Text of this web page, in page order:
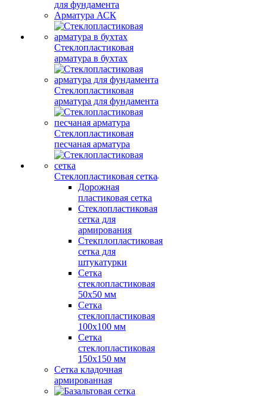
для фундамента
Арматура АСК
Стеклопластиковая
арматура в бухтах
Стеклопластиковая
арматура для фундамента
Стеклопластиковая
песчаная арматура
Стеклопластиковая сетка
Дорожная
пластиковая сетка
Стеклопластиковая
сетка для
армирования
Стекплопластиковая
сетка для
штукатурки
Сетка
стеклопластиковая
50x50 мм
Сетка
стеклопластиковая
100x100 мм
Сетка
стеклопластиковая
150x150 мм
Сетка кладочная
армированная